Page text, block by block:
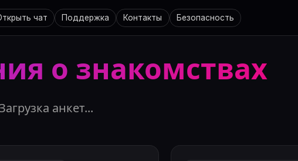
чат Поддержка Контакты Безопасность
о знакомствах
анкет...